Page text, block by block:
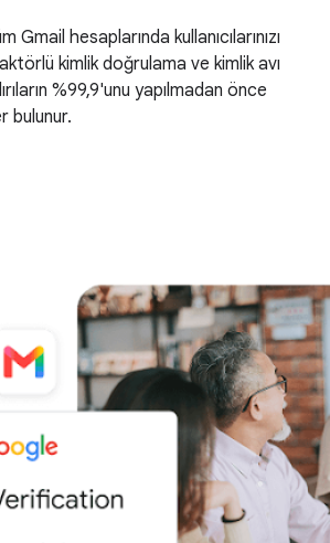
hesaplarında kullanıcılarınızı
kimlik doğrulama ve kimlik avı
%99,9'unu yapılmadan önce
bulunur.